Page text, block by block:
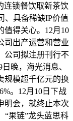
连锁餐饮取新茶饮
、具备稀缺IP价值
值得关心。12月10
司出产运营和营业
公司拟注册刊行不
晚，海光消息、
规模超千亿元的换
。12月10日下战
明会，就终止本次
“果链”龙头蓝思科